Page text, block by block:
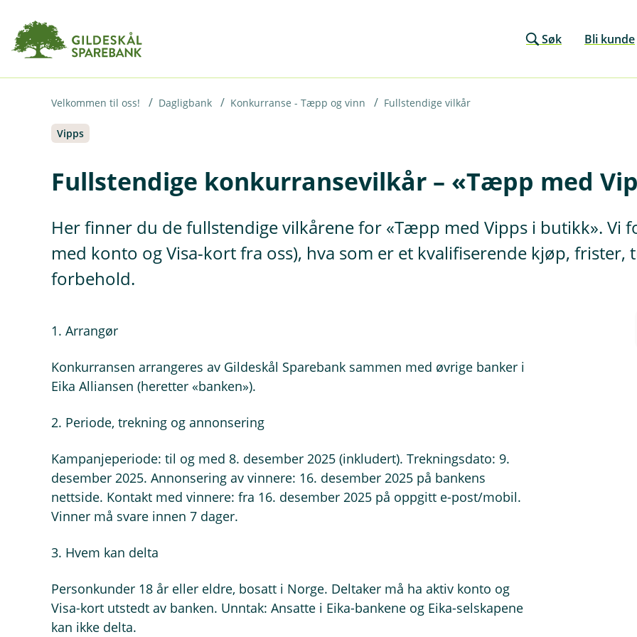
Søk Bli kunde
Velkommen til oss! Dagligbank Konkurranse - Tæpp og vinn Fullstendige vilkår
Vipps
Fullstendige konkurransevilkår – «Tæpp med
Her finner du de fullstendige vilkårene for «Tæpp med Vipps i butikk». Vi
med konto og Visa-kort fra oss), hva som er et kvalifiserende kjøp,
forbehold.
1. Arrangør
Konkurransen arrangeres av Gildeskål Sparebank sammen med øvrige banker i
Eika Alliansen (heretter «banken»).
2. Periode, trekning og annonsering
Kampanjeperiode: til og med 8. desember 2025 (inkludert). Trekningsdato: 9.
desember 2025. Annonsering av vinnere: 16. desember 2025 på bankens
nettside. Kontakt med vinnere: fra 16. desember 2025 på oppgitt e-post/mobil.
Vinner må svare innen 7 dager.
3. Hvem kan delta
Personkunder 18 år eller eldre, bosatt i Norge. Deltaker må ha aktiv konto og
Visa-kort utstedt av banken. Unntak: Ansatte i Eika-bankene og Eika-selskapene
kan ikke delta.